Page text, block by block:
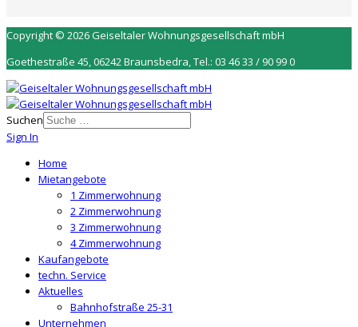
Copyright © 2026 Geiseltaler Wohnungsgesellschaft mbH
Goethestraße 45, 06242 Braunsbedra, Tel.: 03 46 33 / 90 99 0
Suchen
Sign In
Home
Mietangebote
1 Zimmerwohnung
2 Zimmerwohnung
3 Zimmerwohnung
4 Zimmerwohnung
Kaufangebote
techn. Service
Aktuelles
Bahnhofstraße 25-31
Unternehmen